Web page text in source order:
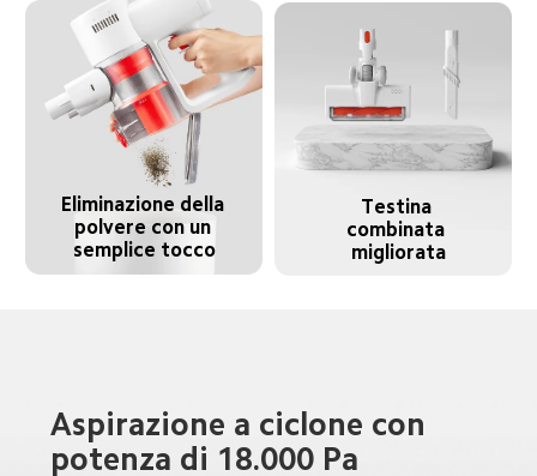
Eliminazione della
polvere con un
semplice tocco
Testina
combinata
migliorata
Aspirazione a ciclone con
potenza di 18.000 Pa